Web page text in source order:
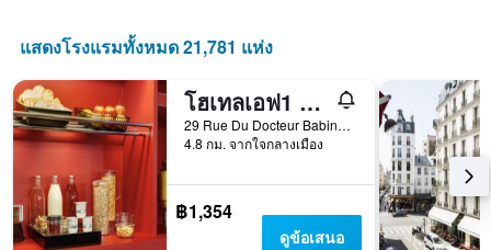
แสดงโรงแรมทั้งหมด 21,781 แห่ง
โฮเทลเอฟ1 ปารีส แซงต์อวน - โรงแรมตรงตลาดนัด
29 Rue Du Docteur Babinski, ปารีส, ฝรั่งเศส
4.8 กม. จากใจกลางเมือง
฿1,354
ดูข้อเสนอ